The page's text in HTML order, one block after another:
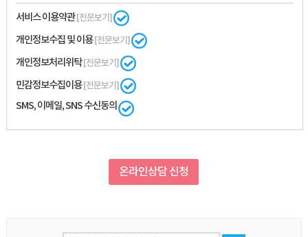
서비스 이용약관[전문보기]
개인정보수집 및 이용[전문보기]
개인정보처리위탁[전문보기]
민감정보수집이용[전문보기]
SMS, 이메일, SNS 수신동의
온라인상담 신청